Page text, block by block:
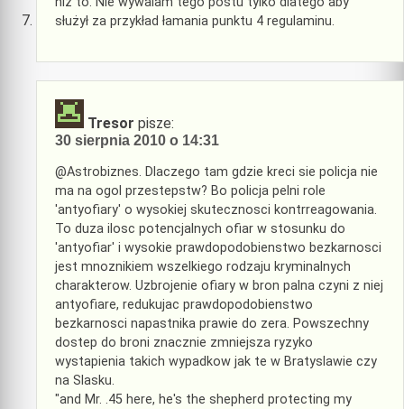
służył za przykład łamania punktu 4 regulaminu.
Tresor pisze:
30 sierpnia 2010 o 14:31
@Astrobiznes. Dlaczego tam gdzie kreci sie policja nie
ma na ogol przestepstw? Bo policja pelni role
'antyofiary' o wysokiej skutecznosci kontrreagowania.
To duza ilosc potencjalnych ofiar w stosunku do
'antyofiar' i wysokie prawdopodobienstwo bezkarnosci
jest mnoznikiem wszelkiego rodzaju kryminalnych
charakterow. Uzbrojenie ofiary w bron palna czyni z niej
antyofiare, redukujac prawdopodobienstwo
bezkarnosci napastnika prawie do zera. Powszechny
dostep do broni znacznie zmniejsza ryzyko
wystapienia takich wypadkow jak te w Bratyslawie czy
na Slasku.
"and Mr. .45 here, he's the shepherd protecting my